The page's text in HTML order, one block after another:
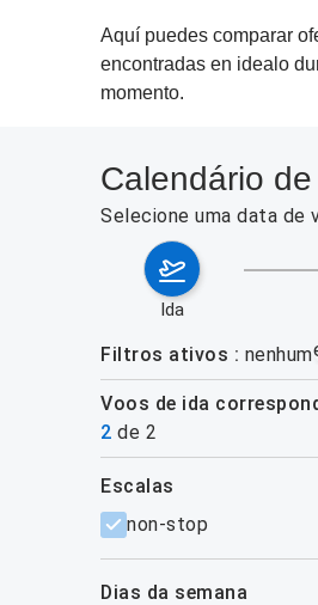
Aquí puedes comparar
encontradas en idealo
momento.
Calendário
Selecione uma data de
ida
Filtros ativos nenhum
Voos de ida
2 de 2
filtros
escalas
non-stop
dias da semana